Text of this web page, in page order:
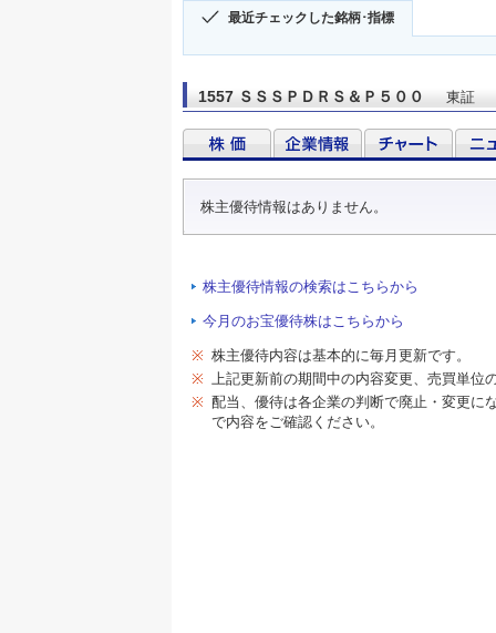
最近チェックした銘柄･指標
1557 ＳＳＳＰＤＲＳ＆Ｐ５００ 東証
株主優待情報はありません。
株主優待情報の検索はこちらから
今月のお宝優待株はこちらから
※ 株主優待内容は基本的に毎月更新です。
※ 上記更新前の期間中の内容変更、売買単位
※ 配当、優待は各企業の判断で廃止・変更に
で内容をご確認ください。